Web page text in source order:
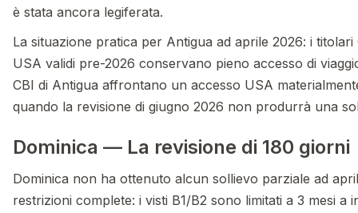
è stata ancora legiferata.
La situazione pratica per Antigua ad aprile 2026: i titolari
USA validi pre-2026 conservano pieno accesso di
CBI di Antigua affrontano un accesso USA
quando la revisione di giugno 2026 non produrrà una
Dominica — La revisione di 180 giorni
Dominica non ha ottenuto alcun sollievo parziale ad
restrizioni complete: i visti B1/B2 sono limitati a 3 mesi a